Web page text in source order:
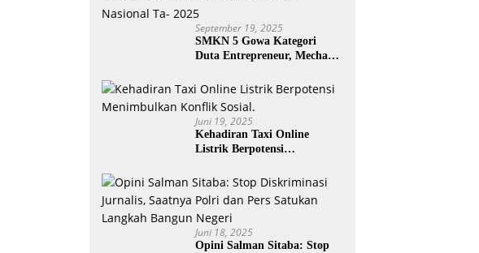
September 19, 2025
SMKN 5 Gowa Kategori
Duta Entrepreneur, Mechanic
Enduro Skill Contest
Nasional Ta- 2025
Juni 19, 2025
Kehadiran Taxi Online
Listrik Berpotensi
Juni 18, 2025
Opini Salman Sitaba: Stop